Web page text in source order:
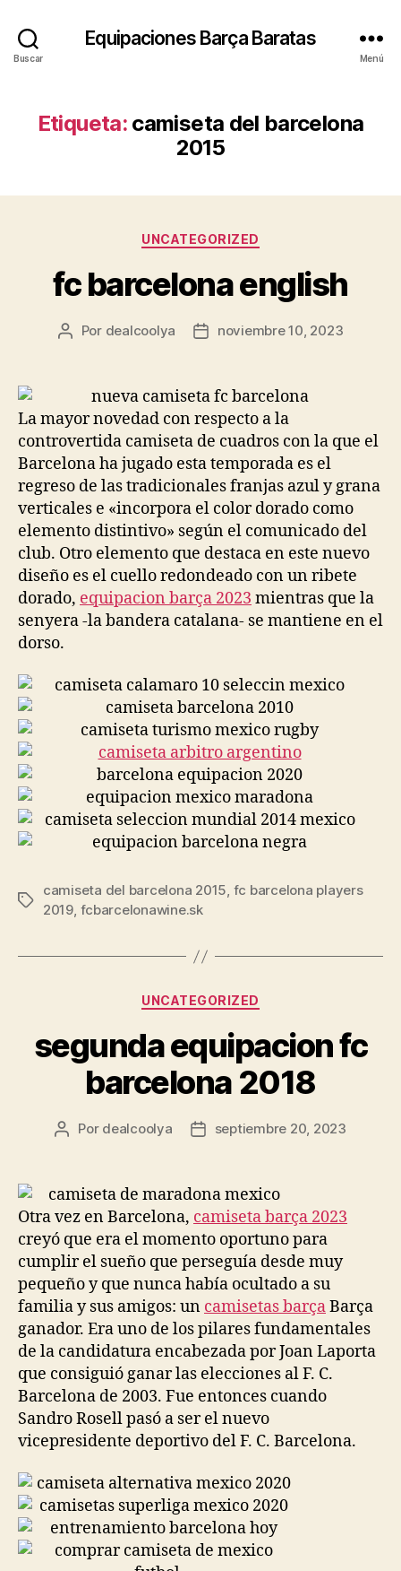
Buscar
Equipaciones Barça Baratas
Menú
Etiqueta: camiseta del barcelona
2015
Categorías
UNCATEGORIZED
fc barcelona english
Autor
entrada
Por dealcoolya
Fecha
entrada
noviembre 10, 2023
La mayor novedad con respecto a la
controvertida camiseta de cuadros con la que el
Barcelona ha jugado esta temporada es el
regreso de las tradicionales franjas azul y grana
verticales e «incorpora el color dorado como
elemento distintivo» según el comunicado del
club. Otro elemento que destaca en este nuevo
diseño es el cuello redondeado con un ribete
dorado, equipacion barça 2023 mientras que la
senyera -la bandera catalana- se mantiene en el
dorso.
Etiquetas
camiseta del barcelona 2015, fc barcelona players
2019, fcbarcelonawine.sk
Categorías
UNCATEGORIZED
segunda equipacion fc
barcelona 2018
Autor
entrada
Por dealcoolya
Fecha
entrada
septiembre 20, 2023
Otra vez en Barcelona, camiseta barça 2023
creyó que era el momento oportuno para
cumplir el sueño que perseguía desde muy
pequeño y que nunca había ocultado a su
familia y sus amigos: un camisetas barçaBarça
ganador. Era uno de los pilares fundamentales
de la candidatura encabezada por Joan Laporta
que consiguió ganar las elecciones al F. C.
Barcelona de 2003. Fue entonces cuando
Sandro Rosell pasó a ser el nuevo
vicepresidente deportivo del F. C. Barcelona.